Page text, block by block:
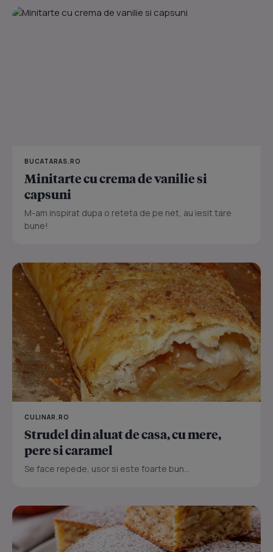
BUCATARAS.RO
Minitarte cu crema de vanilie si
capsuni
M-am inspirat dupa o reteta de pe net, au iesit tare
bune!
CULINAR.RO
Strudel din aluat de casa, cu mere,
pere si caramel
Se face repede, usor si este foarte bun...